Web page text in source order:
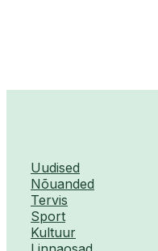
Uudised
Nõuanded
Tervis
Sport
Kultuur